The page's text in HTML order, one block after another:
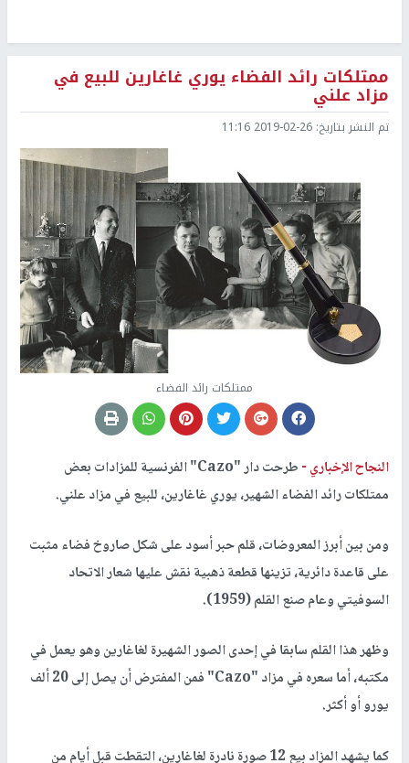
ممتلكات رائد الفضاء يوري غاغارين للبيع في
مزاد علني
تم النشر بتاريخ: 2019-02-26 11:16
ممتلكات رائد الفضاء
النجاح الإخباري -
طرحت دار "Cazo" الفرنسية للمزادات بعض
ممتلكات رائد الفضاء الشهير، يوري غاغارين، للبيع في مزاد علني.
ومن بين أبرز المعروضات، قلم حبر أسود على شكل صاروخ فضاء مثبت
على قاعدة دائرية، تزينها قطعة ذهبية نقش عليها شعار الاتحاد
السوفيتي وعام صنع القلم (1959).
وظهر هذا القلم سابقا في إحدى الصور الشهيرة لغاغارين وهو يعمل في
مكتبه، أما سعره في مزاد "Cazo" فمن المفترض أن يصل إلى 20 ألف
يورو أو أكثر.
كما يشهد المزاد بيع 12 صورة نادرة لغاغارين، التقطت قبل أيام من